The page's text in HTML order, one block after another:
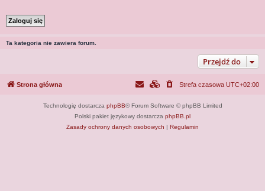
Ta kategoria nie zawiera forum.
Przejdź do
Strona główna Strefa czasowa UTC+02:00
Technologię dostarcza phpBB® Forum Software © phpBB Limited
Polski pakiet językowy dostarcza phpBB.pl
Zasady ochrony danych osobowych | Regulamin